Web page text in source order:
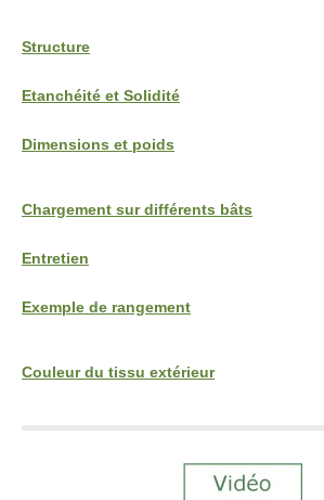
Structure
Etanchéité et Solidité
Dimensions et poids
Chargement sur différents bâts
Entretien
Exemple de rangement
Couleur du tissu extérieur